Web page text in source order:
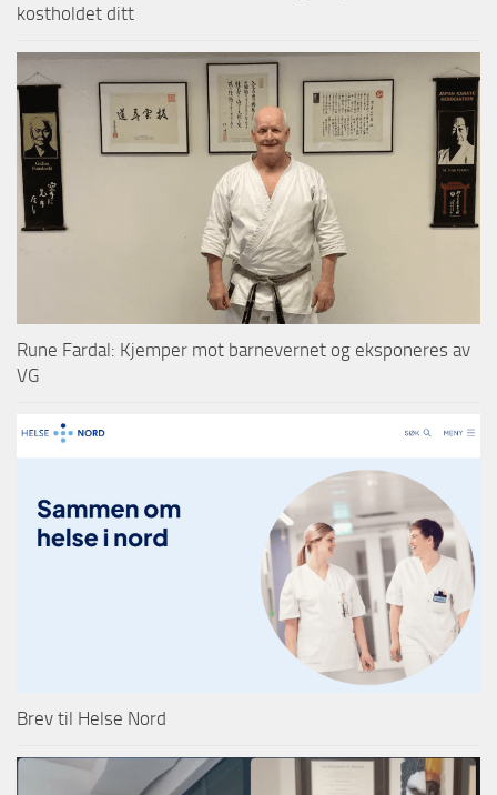
kostholdet ditt
Rune Fardal: Kjemper mot barnevernet og eksponeres av
VG
Brev til Helse Nord